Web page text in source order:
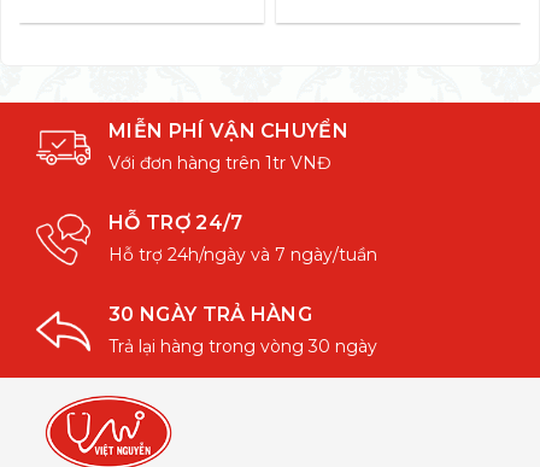
MIỄN PHÍ VẬN CHUYỂN
Với đơn hàng trên 1tr VNĐ
HỖ TRỢ 24/7
Hỗ trợ 24h/ngày và 7 ngày/tuần
30 NGÀY TRẢ HÀNG
Trả lại hàng trong vòng 30 ngày